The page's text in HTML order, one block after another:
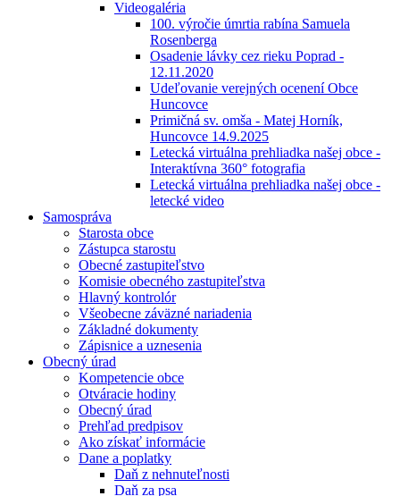
Videogaléria
100. výročie úmrtia rabína Samuela
Rosenberga
Osadenie lávky cez rieku Poprad -
12.11.2020
Udeľovanie verejných ocenení Obce
Huncovce
Primičná sv. omša - Matej Horník,
Huncovce 14.9.2025
Letecká virtuálna prehliadka našej obce -
Interaktívna 360° fotografia
Letecká virtuálna prehliadka našej obce -
letecké video
Samospráva
Starosta obce
Zástupca starostu
Obecné zastupiteľstvo
Komisie obecného zastupiteľstva
Hlavný kontrolór
Všeobecne záväzné nariadenia
Základné dokumenty
Zápisnice a uznesenia
Obecný úrad
Kompetencie obce
Otváracie hodiny
Obecný úrad
Prehľad predpisov
Ako získať informácie
Dane a poplatky
Daň z nehnuteľnosti
Daň za psa